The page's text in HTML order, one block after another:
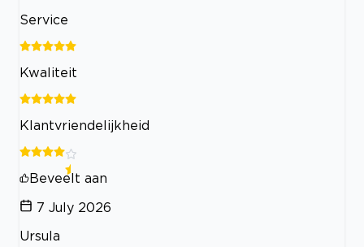
Service
Kwaliteit
Klantvriendelijkheid
Beveelt aan
7 July 2026
Ursula